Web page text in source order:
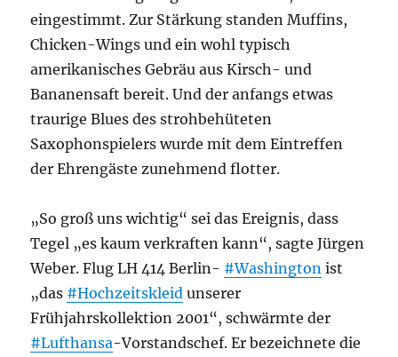
eingestimmt. Zur Stärkung standen Muffins,
Chicken-Wings und ein wohl typisch
amerikanisches Gebräu aus Kirsch- und
Bananensaft bereit. Und der anfangs etwas
traurige Blues des strohbehüteten
Saxophonspielers wurde mit dem Eintreffen
der Ehrengäste zunehmend flotter.
„So groß uns wichtig“ sei das Ereignis, dass
Tegel „es kaum verkraften kann“, sagte Jürgen
Weber. Flug LH 414 Berlin- #Washington ist
„das #Hochzeitskleid unserer
Frühjahrskollektion 2001“, schwärmte der
#Lufthansa-Vorstandschef. Er bezeichnete die